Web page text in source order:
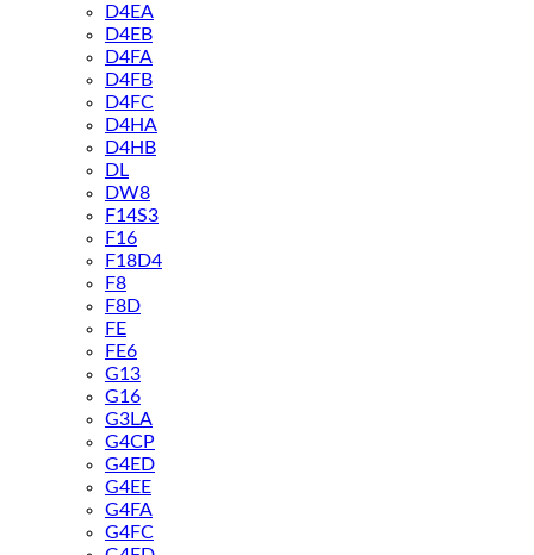
D4EA
D4EB
D4FA
D4FB
D4FC
D4HA
D4HB
DL
DW8
F14S3
F16
F18D4
F8
F8D
FE
FE6
G13
G16
G3LA
G4CP
G4ED
G4EE
G4FA
G4FC